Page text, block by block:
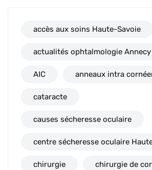
accès aux soins Haute-Savoie
actualités ophtalmologie Annecy
AIC anneaux intra
cataracte
causes sécheresse oculaire
centre sécheresse oculaire
chirurgie chirurgie de